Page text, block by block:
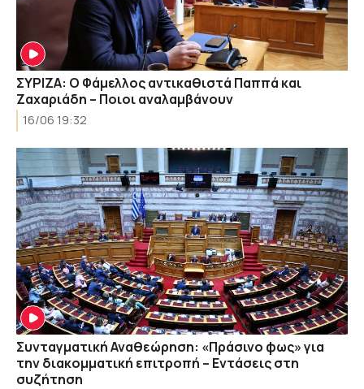
ΣΥΡΙΖΑ: Ο Φάμελλος αντικαθιστά Παππά και
Ζαχαριάδη – Ποιοι αναλαμβάνουν
16/06 19:32
Συνταγματική Αναθεώρηση: «Πράσινο φως» για
την διακομματική επιτροπή – Εντάσεις στη
συζήτηση